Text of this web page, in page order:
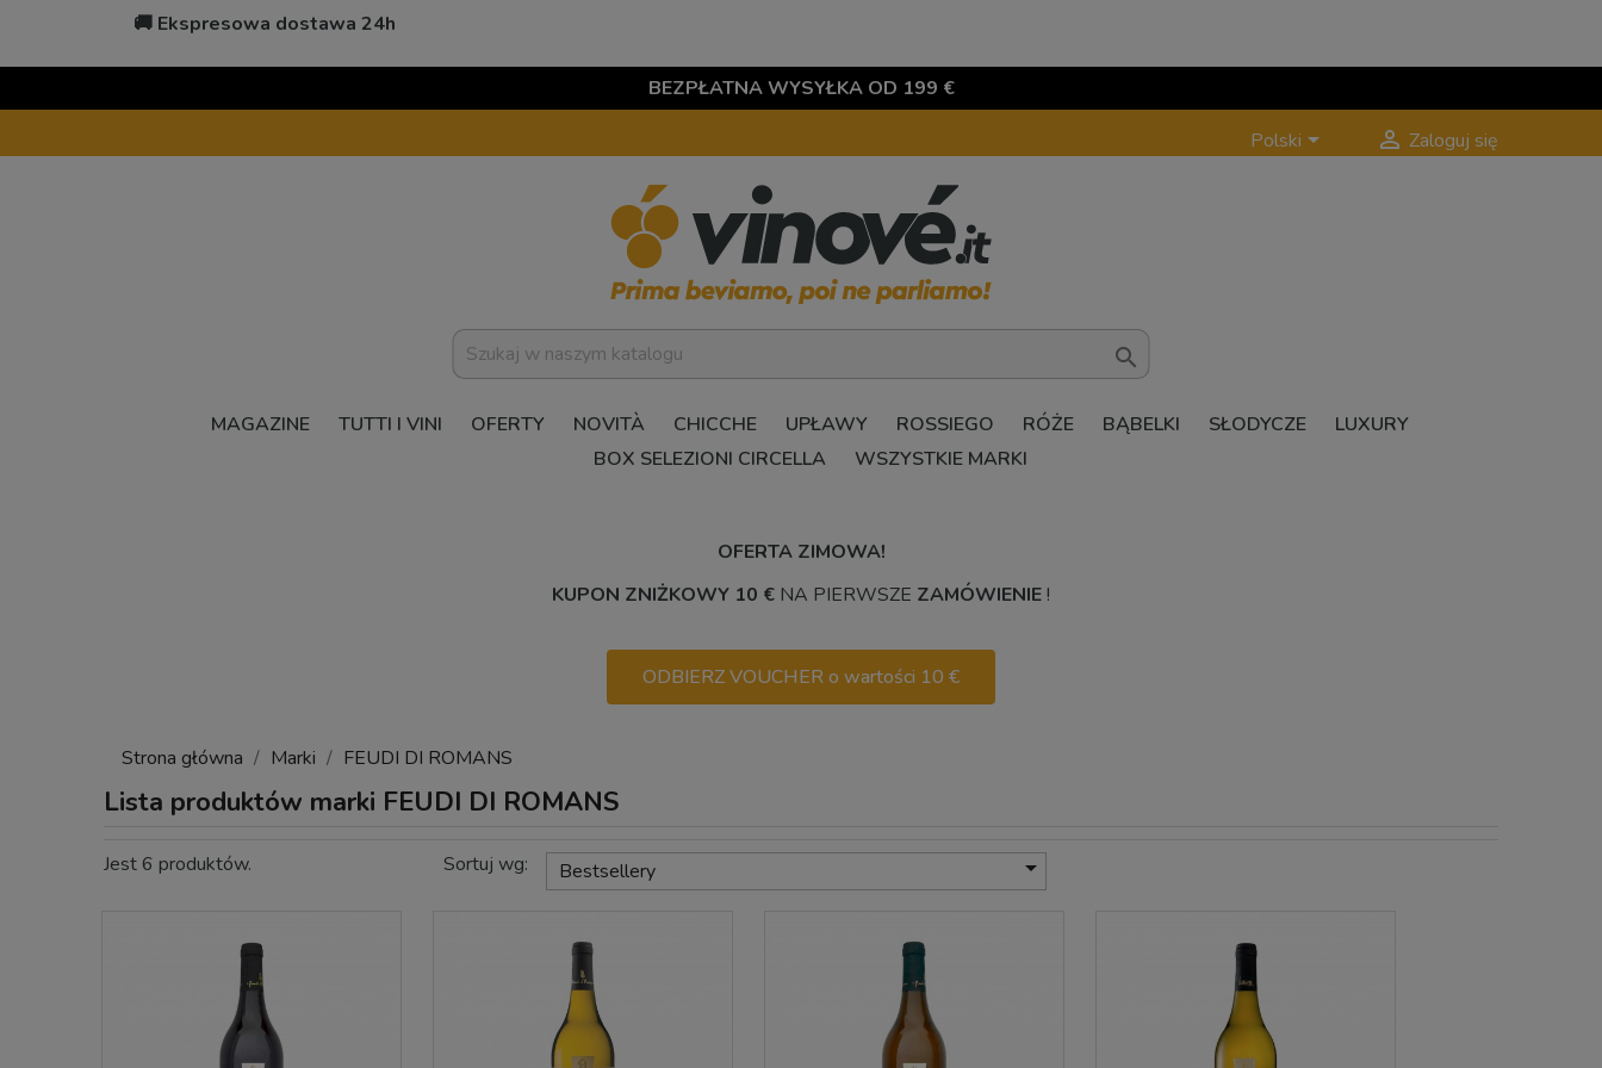
🚚 Ekspresowa dostawa 24h
BEZPŁATNA WYSYŁKA OD 199 €
Polski  Zaloguj się

MAGAZINE TUTTI I VINI OFERTY NOVITÀ CHICCHE UPŁAWY ROSSIEGO RÓŻE BĄBELKI SŁODYCZE
LUXURY
BOX SELEZIONI CIRCELLA
WSZYSTKIE MARKI
OFERTA ZIMOWA!
KUPON ZNIŻKOWY 10 € NA PIERWSZE ZAMÓWIENIE!
ODBIERZ VOUCHER o wartości 10 €
Strona główna Marki FEUDI DI ROMANS
Lista produktów marki FEUDI DI ROMANS
Jest 6 produktów. Sortuj wg: Bestsellery 